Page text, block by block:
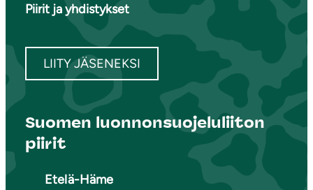
Piirit ja yhdistykset
LIITY JÄSENEKSI
Suomen luonnonsuojeluliiton
piirit
Etelä-Häme